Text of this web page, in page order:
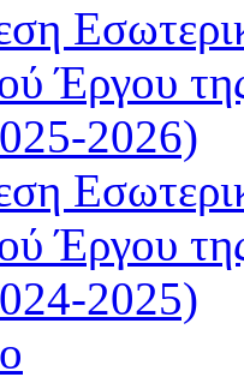
Έργου
2026)
Έργου
2025)